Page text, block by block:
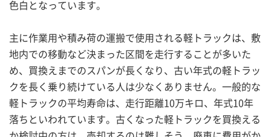
色白となっています。
主に作業用や積み荷の運搬で使用される軽トラックは、敷
地内での移動など決まった区間を走行することが多いた
め、買換えまでのスパンが長くなり、古い年式の軽トラッ
クを長く乗り続けている人は少なくありません。一般的な
軽トラックの平均寿命は、走行距離10万キロ、年式10年
落ちといわれています。古くなった軽トラックを買換える